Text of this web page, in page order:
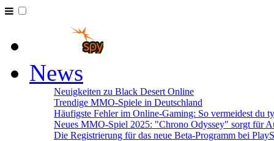
News
Neuigkeiten zu Black Desert Online
Trendige MMO-Spiele in Deutschland
Häufigste Fehler im Online-Gaming: So vermeidest du
Neues MMO-Spiel 2025: "Chrono Odyssey" sorgt für
Die Registrierung für das neue Beta-Programm bei